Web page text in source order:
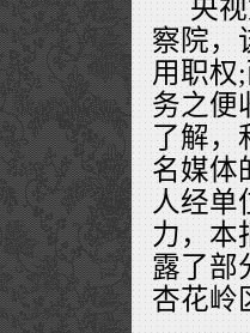
央
察院，
用职权
务之便
了解，
名媒体
人经单
力，本
露了部
杏花岭